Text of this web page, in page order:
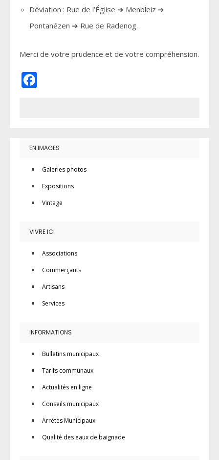
Déviation : Rue de l’Église ➔ Menbleiz ➔
Pontanézen ➔ Rue de Radenog.
Merci de votre prudence et de votre compréhension.
EN IMAGES
Galeries photos
Expositions
Vintage
VIVRE ICI
Associations
Commerçants
Artisans
Services
INFORMATIONS
Bulletins municipaux
Tarifs communaux
Actualités en ligne
Conseils municipaux
Arrêtés Municipaux
Qualité des eaux de baignade